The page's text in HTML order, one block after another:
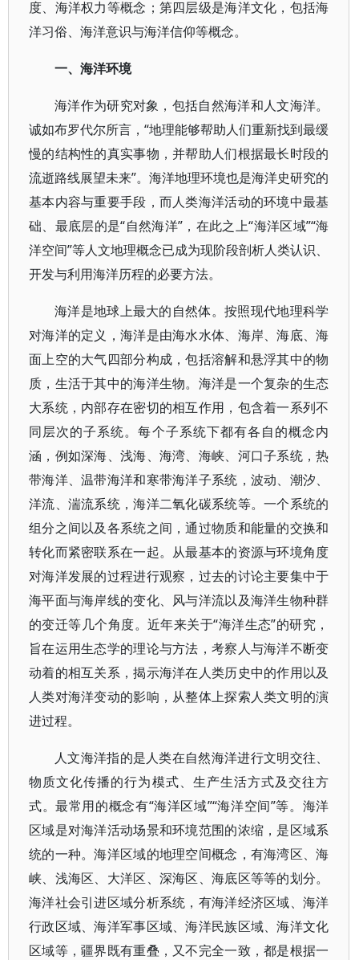
度、海洋权力等概念；第四层级是海洋文化，包括海
洋习俗、海洋意识与海洋信仰等概念。
一、海洋环境
海洋作为研究对象，包括自然海洋和人文海洋。
诚如布罗代尔所言，“地理能够帮助人们重新找到最缓
慢的结构性的真实事物，并帮助人们根据最长时段的
流逝路线展望未来”。海洋地理环境也是海洋史研究的
基本内容与重要手段，而人类海洋活动的环境中最基
础、最底层的是“自然海洋”，在此之上“海洋区域”“海
洋空间”等人文地理概念已成为现阶段剖析人类认识、
开发与利用海洋历程的必要方法。
海洋是地球上最大的自然体。按照现代地理科学
对海洋的定义，海洋是由海水水体、海岸、海底、海
面上空的大气四部分构成，包括溶解和悬浮其中的物
质，生活于其中的海洋生物。海洋是一个复杂的生态
大系统，内部存在密切的相互作用，包含着一系列不
同层次的子系统。每个子系统下都有各自的概念内
涵，例如深海、浅海、海湾、海峡、河口子系统，热
带海洋、温带海洋和寒带海洋子系统，波动、潮汐、
洋流、湍流系统，海洋二氧化碳系统等。一个系统的
组分之间以及各系统之间，通过物质和能量的交换和
转化而紧密联系在一起。从最基本的资源与环境角度
对海洋发展的过程进行观察，过去的讨论主要集中于
海平面与海岸线的变化、风与洋流以及海洋生物种群
的变迁等几个角度。近年来关于“海洋生态”的研究，
旨在运用生态学的理论与方法，考察人与海洋不断变
动着的相互关系，揭示海洋在人类历史中的作用以及
人类对海洋变动的影响，从整体上探索人类文明的演
进过程。
人文海洋指的是人类在自然海洋进行文明交往、
物质文化传播的行为模式、生产生活方式及交往方
式。最常用的概念有“海洋区域”“海洋空间”等。海洋
区域是对海洋活动场景和环境范围的浓缩，是区域系
统的一种。海洋区域的地理空间概念，有海湾区、海
峡、浅海区、大洋区、深海区、海底区等等的划分。
海洋社会引进区域分析系统，有海洋经济区域、海洋
行政区域、海洋军事区域、海洋民族区域、海洋文化
区域等，疆界既有重叠，又不完全一致，都是根据一